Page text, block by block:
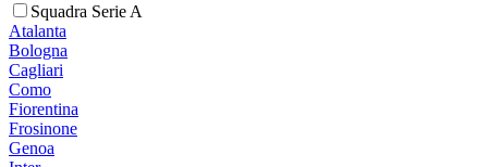
Squadra Serie A
Atalanta
Bologna
Cagliari
Como
Fiorentina
Frosinone
Genoa